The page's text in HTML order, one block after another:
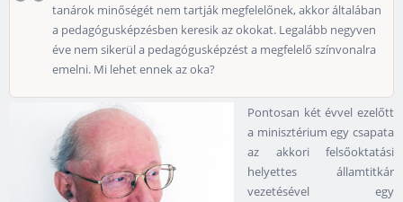
tanárok minőségét nem tartják megfelelőnek, akkor általában
a pedagógusképzésben keresik az okokat. Legalább negyven
éve nem sikerül a pedagógusképzést a megfelelő színvonalra
emelni. Mi lehet ennek az oka?
Pontosan két évvel ezelőtt
a minisztérium egy csapata
az akkori felsőoktatási
helyettes államtitkár
vezetésével egy